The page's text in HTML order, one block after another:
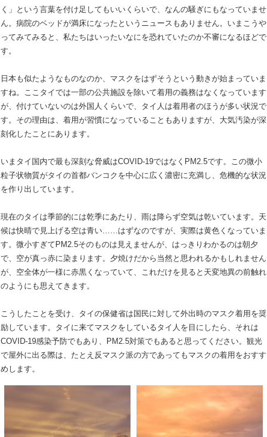
く」という言葉を付け足してもいいくらいで、なんの騒ぎにもなっていませ
ん。病院のベッドが満床になったというニュースもありません。いまこうや
ってみてみると、私たちはいったいなにを恐れていたのか不審になるほどで
す。
日本も似たようなものなのか、マスクをはずそうという動きが始まっていま
すね。ここタイでは一部の公共施設を除いて着用の義務はなくなっています
が、付けていないのは外国人くらいで、タイ人は着用者のほうが多い状況で
す。その理由は、着用が習慣になっていることもありますが、大気汚染が深
刻化したことにあります。
いまタイ国内で最も深刻な脅威はCOVID-19ではなくPM2.5です。この微小
粒子状物質がタイの首都バンコクを中心に広く濃密に充満し、危機的な状況
を作り出しています。
現在のタイは季節的には乾季にあたり、雨は降らず空気は乾いています。天
候は快晴で見上げる空は青い……はずなのですが、実際は黄色くなっていま
す。微小すぎてPM2.5そのものは見えませんが、はっきりわかるのは朝夕
で、空が真っ赤に染まります。夕焼けだから当然と思われるかもしれません
が、空全体が一様に赤黒くなっていて、これだけを見ると天変地異の前触れ
のようにも思えてきます。
こうしたことを受け、タイの保健省は国民に対して外出時のマスク着用を奨
励しています。タイに来てマスクをしているタイ人を目にしたら、それは
COVID-19感染予防でもあり、PM2.5対策でもあると思ってください。観光
で屋外に出る際は、たとえ反マスク派の方であってもマスクの着用をおすす
めします。